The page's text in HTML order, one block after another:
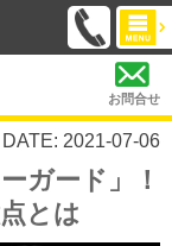
お問合せ
DATE: 2021-07-06
ガード」！
とは